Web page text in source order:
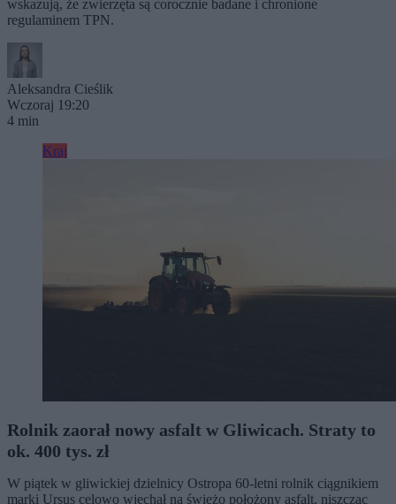
wskazują, że zwierzęta są corocznie badane i chronione
regulaminem TPN.
Aleksandra Cieślik
Wczoraj 19:20
4 min
Kraj
Rolnik zaorał nowy asfalt w Gliwicach. Straty to
ok. 400 tys. zł
W piątek w gliwickiej dzielnicy Ostropa 60-letni rolnik ciągnikiem
marki Ursus celowo wjechał na świeżo położony asfalt, niszcząc